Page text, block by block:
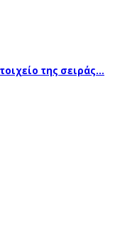
της σειράς…